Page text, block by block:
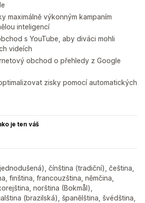
maximálně výkonným kampaním
inteligencí
s YouTube, aby diváci mohli
videích
obchod o přehledy z Google
zisky pomocí automatických
je ten váš
čínština (tradiční), čeština,
finština, francouzština, němčina,
norština (Bokmål),
(brazilská), španělština, švédština,